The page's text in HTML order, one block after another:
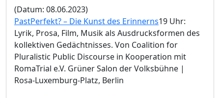
(Datum: 08.06.2023)
PastPerfekt? – Die Kunst des Erinnerns19 Uhr:
Lyrik, Prosa, Film, Musik als Ausdrucksformen des
kollektiven Gedächtnisses. Von Coalition for
Pluralistic Public Discourse in Kooperation mit
RomaTrial e.V. Grüner Salon der Volksbühne |
Rosa-Luxemburg-Platz, Berlin